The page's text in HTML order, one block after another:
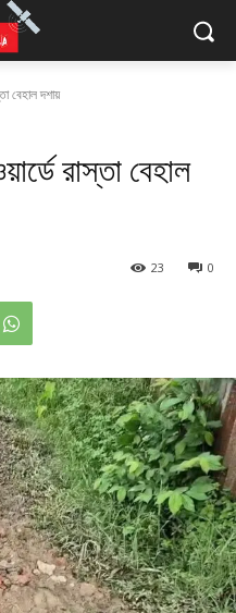
বেহাল দশায়
রাস্তা বেহাল
0
23